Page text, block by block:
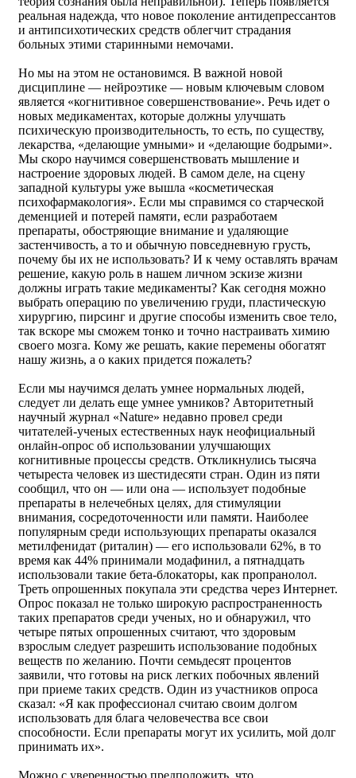
реальная надежда, что новое поколение антидепрессантов
и антипсихотических средств облегчит страдания
больных этими старинными немочами.
Но мы на этом не остановимся. В важной новой
дисциплине — нейроэтике — новым ключевым словом
является «когнитивное совершенствование». Речь идет о
новых медикаментах, которые должны улучшать
психическую производительность, то есть, по существу,
лекарства, «делающие умными» и «делающие бодрыми».
Мы скоро научимся совершенствовать мышление и
настроение здоровых людей. В самом деле, на сцену
западной культуры уже вышла «косметическая
психофармакология». Если мы справимся со старческой
деменцией и потерей памяти, если разработаем
препараты, обостряющие внимание и удаляющие
застенчивость, а то и обычную повседневную грусть,
почему бы их не использовать? И к чему оставлять врачам
решение, какую роль в нашем личном эскизе жизни
должны играть такие медикаменты? Как сегодня можно
выбрать операцию по увеличению груди, пластическую
хирургию, пирсинг и другие способы изменить свое тело,
так вскоре мы сможем тонко и точно настраивать химию
своего мозга. Кому же решать, какие перемены обогатят
нашу жизнь, а о каких придется пожалеть?
Если мы научимся делать умнее нормальных людей,
следует ли делать еще умнее умников? Авторитетный
научный журнал «Nature» недавно провел среди
читателей-ученых естественных наук неофициальный
онлайн-опрос об использовании улучшающих
когнитивные процессы средств. Откликнулись тысяча
четыреста человек из шестидесяти стран. Один из пяти
сообщил, что он — или она — использует подобные
препараты в нелечебных целях, для стимуляции
внимания, сосредоточенности или памяти. Наиболее
популярным среди использующих препараты оказался
метилфенидат (риталин) — его использовали 62%, в то
время как 44% принимали модафинил, а пятнадцать
использовали такие бета-блокаторы, как пропранолол.
Треть опрошенных покупала эти средства через Интернет.
Опрос показал не только широкую распространенность
таких препаратов среди ученых, но и обнаружил, что
четыре пятых опрошенных считают, что здоровым
взрослым следует разрешить использование подобных
веществ по желанию. Почти семьдесят процентов
заявили, что готовы на риск легких побочных явлений
при приеме таких средств. Один из участников опроса
сказал: «Я как профессионал считаю своим долгом
использовать для блага человечества все свои
способности. Если препараты могут их усилить, мой долг
принимать их».
Можно с уверенностью предположить, что